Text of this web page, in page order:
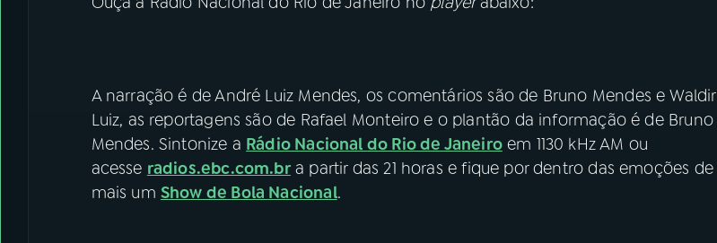
A narração é de André Luiz Mendes, os comentários são de Bruno Mendes e Waldir
Luiz, as reportagens são de Rafael Monteiro e o plantão da informação é de Bruno
Mendes. Sintonize a Rádio Nacional do Rio de Janeiroem 1130 kHz AM ou
acesse radios.ebc.com.bra partir das 21 horas e fique por dentro das emoções de
mais um Show de Bola Nacional.